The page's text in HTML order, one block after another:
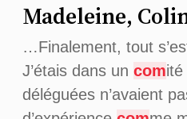
Madeleine,
…Finalement, tout
J’étais dans un com
déléguées n’avaient